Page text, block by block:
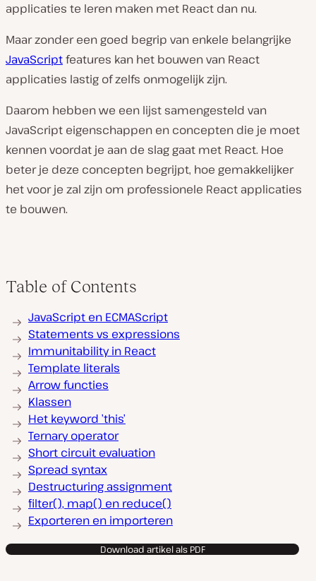
applicaties te leren maken met React dan nu.
Maar zonder een goed begrip van enkele belangrijke
JavaScriptfeatures kan het bouwen van React
applicaties lastig of zelfs onmogelijk zijn.
Daarom hebben we een lijst samengesteld van
JavaScript eigenschappen en concepten die je moet
kennen voordat je aan de slag gaat met React. Hoe
beter je deze concepten begrijpt, hoe gemakkelijker
het voor je zal zijn om professionele React applicaties
te bouwen.
Table of Contents
JavaScript en ECMAScript
Statements vs expressions
Immunitability in React
Template literals
Arrow functies
Klassen
Het keyword ’this’
Ternary operator
Short circuit evaluation
Spread syntax
Destructuring assignment
filter(), map() en reduce()
Exporteren en importeren
Download artikel als PDF